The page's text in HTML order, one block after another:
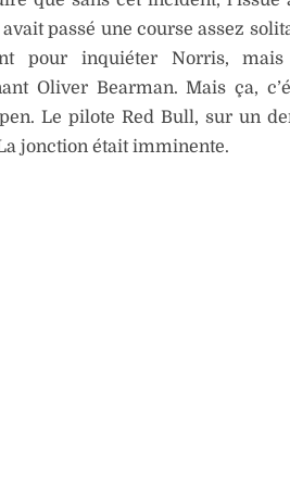
passé une course assez
pour inquiéter Norris,
Oliver Bearman. Mais ça,
Le pilote Red Bull, sur un
jonction était imminente.